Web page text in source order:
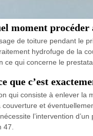
moment procéder
de toiture pendant le
hydrofuge de la
qui concerne le
que c’est
qui consiste à enlever
et
l’intervention